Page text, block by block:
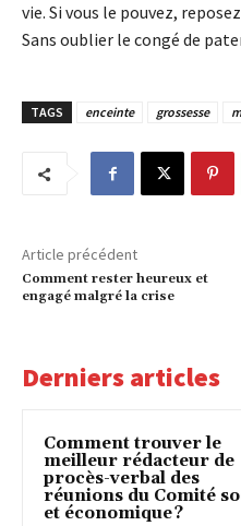
vie. Si vous le pouvez,
Sans oublier le congé de
TAGS enceinte grossesse
Article précédent
Comment rester heureux et
engagé malgré la crise
Derniers articles
Comment trouver le
meilleur rédacteur de
procès-verbal des
réunions du Comité
et économique ?